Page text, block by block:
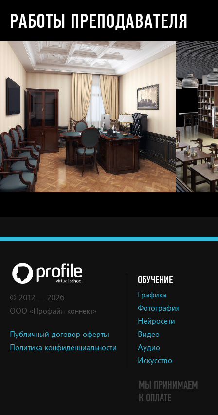
РАБОТЫ ПРЕПОДАВАТЕЛЯ
© 2012 — 2026
ООО «Профайл коннект»
Публичный договор оферты
Политика конфиденциальности
ОБУЧЕНИЕ
Графика
Фотография
Нейросети
Видео
Аудио
Искусство
МЫ ПРИНИМАЕМ
К ОПЛАТЕ